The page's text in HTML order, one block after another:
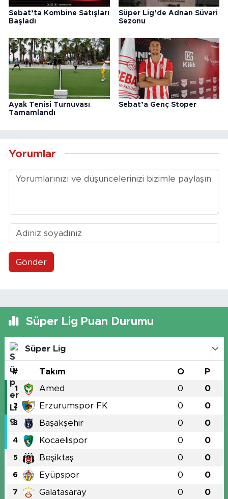
Sebat’ta Kombine Satışları
Başladı
Süper Lig’de Adnan Süvari
Sezonu
Ayak Tenisi Turnuvası
Tamamlandı
Sebat’a Genç Stoper
Yorumlar
Gönder
Süper Lig Puan Durumu
Süper Lig
# Takım O P
1 Amed 0 0
2 Erzurumspor FK 0 0
3 Başakşehir 0 0
4 Kocaelispor 0 0
5 Beşiktaş 0 0
6 Eyüpspor 0 0
7 Galatasaray 0 0